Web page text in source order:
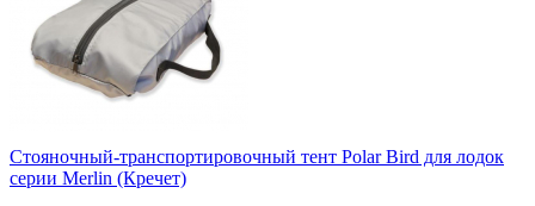
Стояночный-транспортировочный тент Polar Bird для лодок
серии Merlin (Кречет)